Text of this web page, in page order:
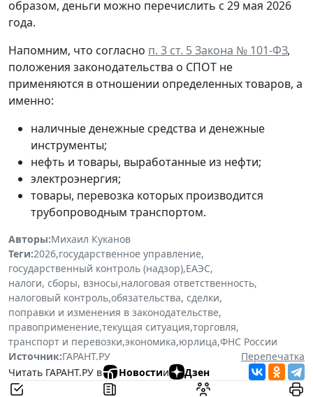
образом, деньги можно перечислить с 29 мая 2026
года.
Напомним, что согласно п. 3 ст. 5 Закона № 101-ФЗ,
положения законодательства о СПОТ не
применяются в отношении определенных товаров, а
именно:
наличные денежные средства и денежные
инструменты;
нефть и товары, выработанные из нефти;
электроэнергия;
товары, перевозка которых производится
трубопроводным транспортом.
Авторы:Михаил Куканов
Теги:2026,государственное управление,
государственный контроль (надзор),ЕАЭС,
налоги, сборы, взносы,налоговая ответственность,
налоговый контроль,обязательства, сделки,
поправки и изменения в законодательстве,
правоприменение,текущая ситуация,торговля,
транспорт и перевозки,экономика,юрлица,ФНС России
Источник:ГАРАНТ.РУ
Перепечатка
Читать ГАРАНТ.РУ в
Новостии Дзен